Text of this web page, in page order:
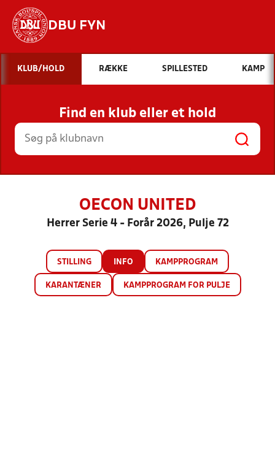
DBU FYN
Hvad vil du søge efter?
INDHOLD OG NYHEDER
STILLINGER, RESULTATER, KLUBBER OG
HOLD
KLUB/HOLD RÆKKE SPILLESTED KAMP
Find en klub eller et hold
OECON UNITED
Herrer Serie 4 - Forår 2026, Pulje 72
STILLING INFO KAMPPROGRAM
KARANTÆNER KAMPPROGRAM FOR PULJE